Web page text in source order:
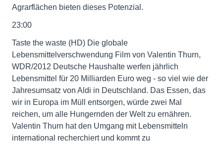
Agrarflächen bieten dieses Potenzial.
23:00
Taste the waste (HD) Die globale
Lebensmittelverschwendung Film von Valentin Thurn,
WDR/2012 Deutsche Haushalte werfen jährlich
Lebensmittel für 20 Milliarden Euro weg - so viel wie der
Jahresumsatz von Aldi in Deutschland. Das Essen, das
wir in Europa im Müll entsorgen, würde zwei Mal
reichen, um alle Hungernden der Welt zu ernähren.
Valentin Thurn hat den Umgang mit Lebensmitteln
international recherchiert und kommt zu